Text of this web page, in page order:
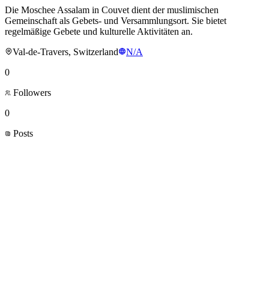
Die Moschee Assalam in Couvet dient der muslimischen
Gemeinschaft als Gebets- und Versammlungsort. Sie bietet
regelmäßige Gebete und kulturelle Aktivitäten an.
Val-de-Travers, Switzerland
N/A
0
Followers
0
Posts